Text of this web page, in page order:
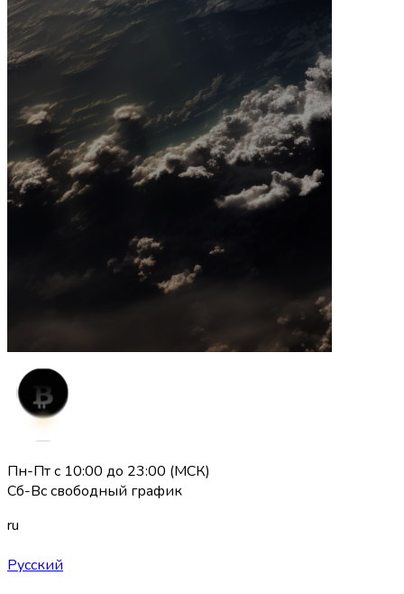
Пн-Пт с 10:00 до 23:00 (МСК)
Сб-Вс свободный график
ru
Русский